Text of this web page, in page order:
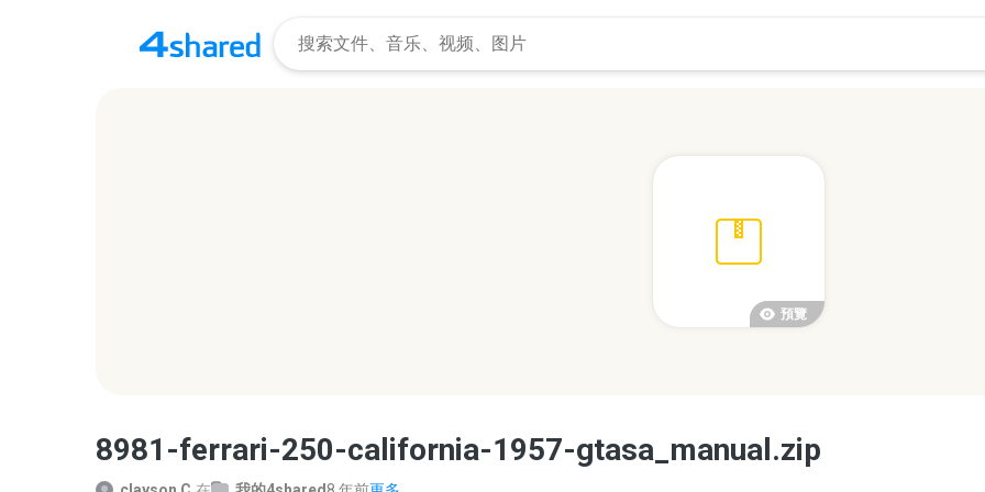
預覽
8981-ferrari-250-california-1957-gtasa_manual.zip